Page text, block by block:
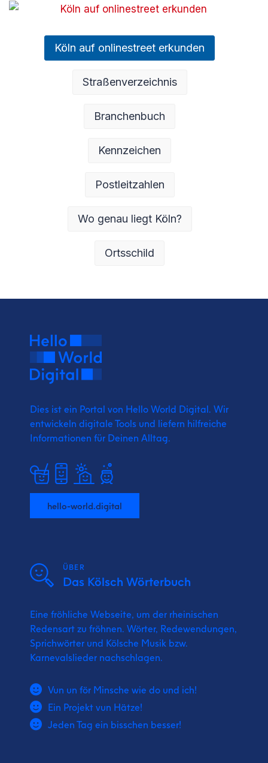
Köln auf onlinestreet erkunden
Straßenverzeichnis
Branchenbuch
Kennzeichen
Postleitzahlen
Wo genau liegt Köln?
Ortsschild
Dies ist ein Portal von Hello World Digital. Wir
entwickeln digitale Tools und liefern hilfreiche
Informationen für Deinen Alltag.
hello-world.digital
ÜBER
Das Kölsch Wörterbuch
Eine fröhliche Webseite, um der rheinischen
Redensart zu fröhnen. Wörter, Redewendungen,
Sprichwörter und Kölsche Musik bzw.
Karnevalslieder nachschlagen.
Vun un för Minsche wie do und ich!
Ein Projekt vun Hätze!
Jeden Tag ein bisschen besser!